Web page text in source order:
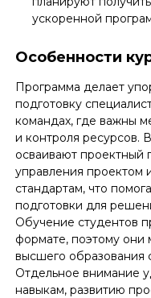
ускоренной
Особенности
Программа делает
подготовку
командах, где важны
и контроля ресурсов.
осваивают проектный
управления
стандартам, что
подготовки для
Обучение студентов
формате, поэтому они
высшего образования
Отдельное внимание
навыкам, развитию